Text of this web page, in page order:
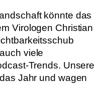
könnte das
Virologen Christian
viele
Trends. Unsere
Jahr und wagen